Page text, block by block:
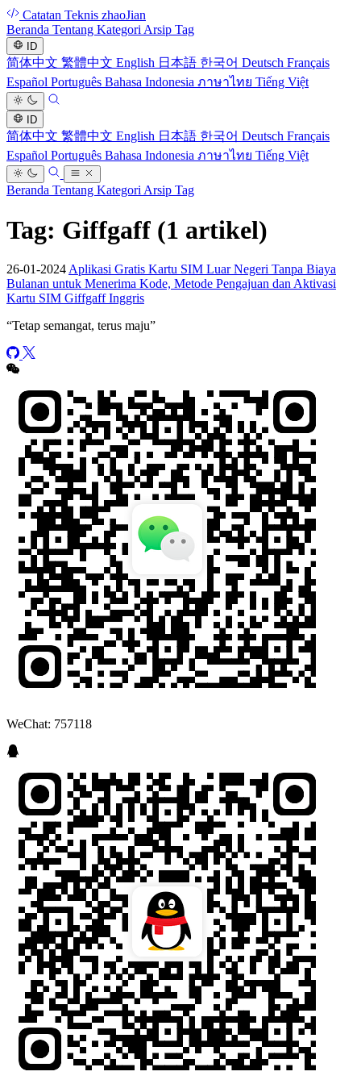
Catatan Teknis zhaoJian
Beranda Tentang Kategori Arsip Tag
ID
简体中文 繁體中文 English 日本語 한국어 Deutsch Français
Español Português Bahasa Indonesia ภาษาไทย Tiếng Việt
ID
简体中文 繁體中文 English 日本語 한국어 Deutsch Français
Español Português Bahasa Indonesia ภาษาไทย Tiếng Việt
Beranda Tentang Kategori Arsip Tag
Tag: Giffgaff (1 artikel)
26-01-2024 Aplikasi Gratis Kartu SIM Luar Negeri Tanpa Biaya
Bulanan untuk Menerima Kode, Metode Pengajuan dan Aktivasi
Kartu SIM Giffgaff Inggris
“Tetap semangat, terus maju”
WeChat: 757118